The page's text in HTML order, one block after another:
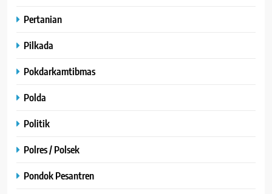
Pertanian
Pilkada
Pokdarkamtibmas
Polda
Politik
Polres / Polsek
Pondok Pesantren